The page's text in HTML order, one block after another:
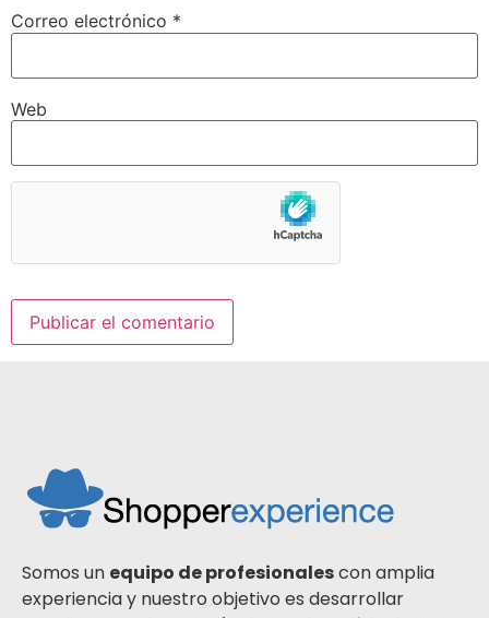
Correo electrónico *
Web
Somos un equipo de profesionalescon amplia
experiencia y nuestro objetivo es desarrollar